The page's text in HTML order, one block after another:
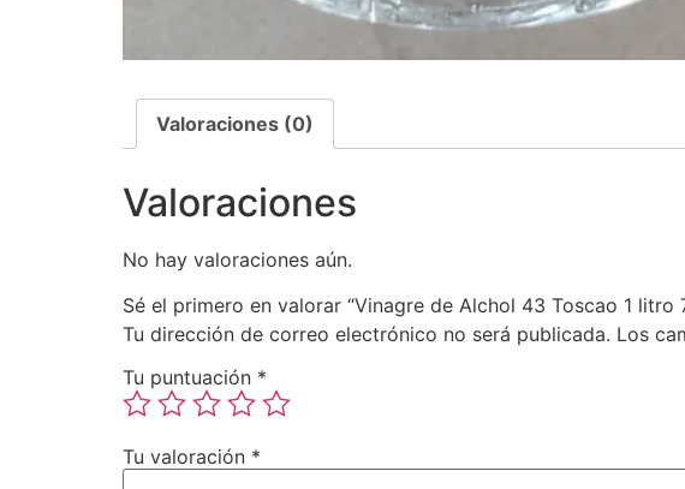
Valoraciones (0)
Valoraciones
No hay valoraciones aún.
Sé el primero en valorar “Vinagre de Alchol 43 Toscao 1 litro
Tu dirección de correo electrónico no será publicada. Los
Tu puntuación *
Tu valoración *